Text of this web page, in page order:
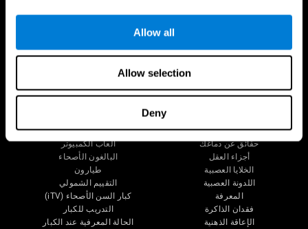
Allow all
Allow selection
Deny
العقل والدماغ
حقائق عن دماغك
أجزاء العقل
الخلايا العصبية
اللدونة العصبية
المعرفة
فقدان الذاكرة
الإعاقة الذهنية
التحقق من صحة العلاجات الرقمية
ألعاب الكمبيوتر
البالغون الأصحاء
طيارون
التقييم الشمولي
كبار السن الأصحاء (iTV)
التدريب للكبار
الحالة المعرفية عند الكبار